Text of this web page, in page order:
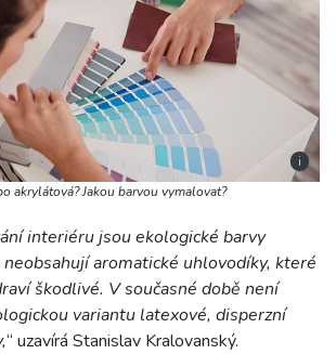
i
akrylátová? Jakou barvou vymalovat?
interiéru jsou ekologické barvy
aromatické uhlovodíky, které
škodlivé. V současné době není
variantu latexové, disperzní
“ uzavírá Stanislav Kralovanský.